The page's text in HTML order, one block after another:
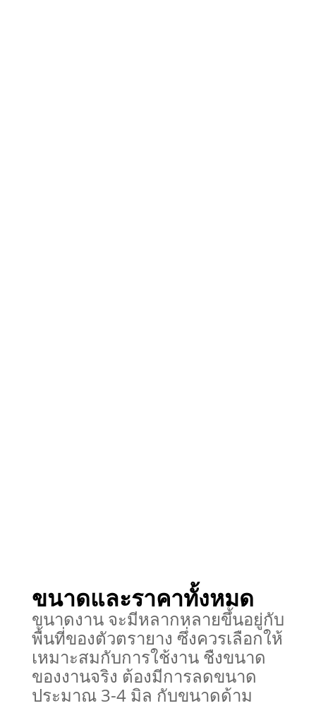
ขนาดและราคาทั้งหมด
ขนาดงาน จะมีหลากหลายขึ้นอยู่กับ
พื้นที่ของตัวตรายาง ซึ่งควรเลือกให้
เหมาะสมกับการใช้งาน ชืงขนาด
ของงานจริง ต้องมีการลดขนาด
ประมาณ 3-4 มิล กับขนาดด้าม